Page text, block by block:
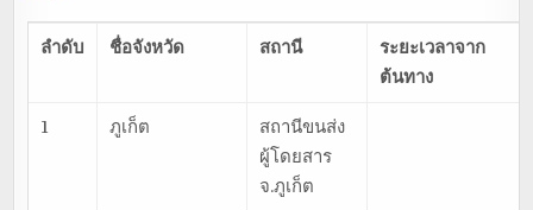
ลำดับ ชื่อจังหวัด สถานี
ระยะเวลาจาก
ต้นทาง
1 ภูเก็ต
สถานีขนส่ง
ผู้โดยสาร
จ.ภูเก็ต